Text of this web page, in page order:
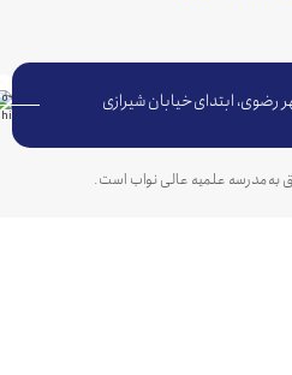
خیابان شیرازی
علمیه عالی نواب است.